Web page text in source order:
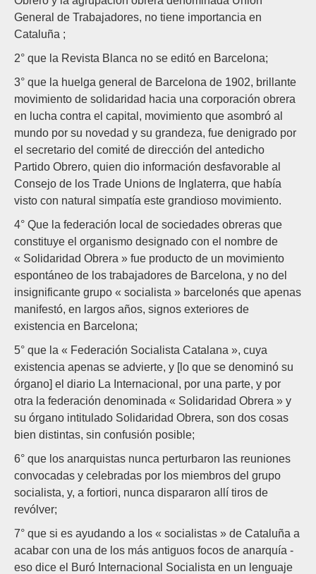
General de Trabajadores, no tiene importancia en
Cataluña ;
2° que la Revista Blanca no se editó en Barcelona;
3° que la huelga general de Barcelona de 1902, brillante
movimiento de solidaridad hacia una corporación obrera
en lucha contra el capital, movimiento que asombró al
mundo por su novedad y su grandeza, fue denigrado por
el secretario del comité de dirección del antedicho
Partido Obrero, quien dio información desfavorable al
Consejo de los Trade Unions de Inglaterra, que había
visto con natural simpatía este grandioso movimiento.
4° Que la federación local de sociedades obreras que
constituye el organismo designado con el nombre de
« Solidaridad Obrera » fue producto de un movimiento
espontáneo de los trabajadores de Barcelona, y no del
insignificante grupo « socialista » barcelonés que apenas
manifestó, en largos años, signos exteriores de
existencia en Barcelona;
5° que la « Federación Socialista Catalana », cuya
existencia apenas se advierte, y [lo que se denominó su
órgano] el diario La Internacional, por una parte, y por
otra la federación denominada « Solidaridad Obrera » y
su órgano intitulado Solidaridad Obrera, son dos cosas
bien distintas, sin confusión posible;
6° que los anarquistas nunca perturbaron las reuniones
convocadas y celebradas por los miembros del grupo
socialista, y, a fortiori, nunca dispararon allí tiros de
revólver;
7° que si es ayudando a los « socialistas » de Cataluña a
acabar con una de los más antiguos focos de anarquía -
eso dice el Buró Internacional Socialista en un lenguaje